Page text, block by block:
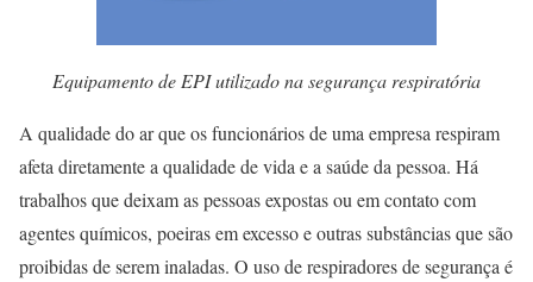
Equipamento de EPI utilizado na segurança respiratória
A qualidade do ar que os funcionários de uma empresa respiram
afeta diretamente a qualidade de vida e a saúde da pessoa. Há
trabalhos que deixam as pessoas expostas ou em contato com
agentes químicos, poeiras em excesso e outras substâncias que são
proibidas de serem inaladas. O uso de respiradores de segurança é